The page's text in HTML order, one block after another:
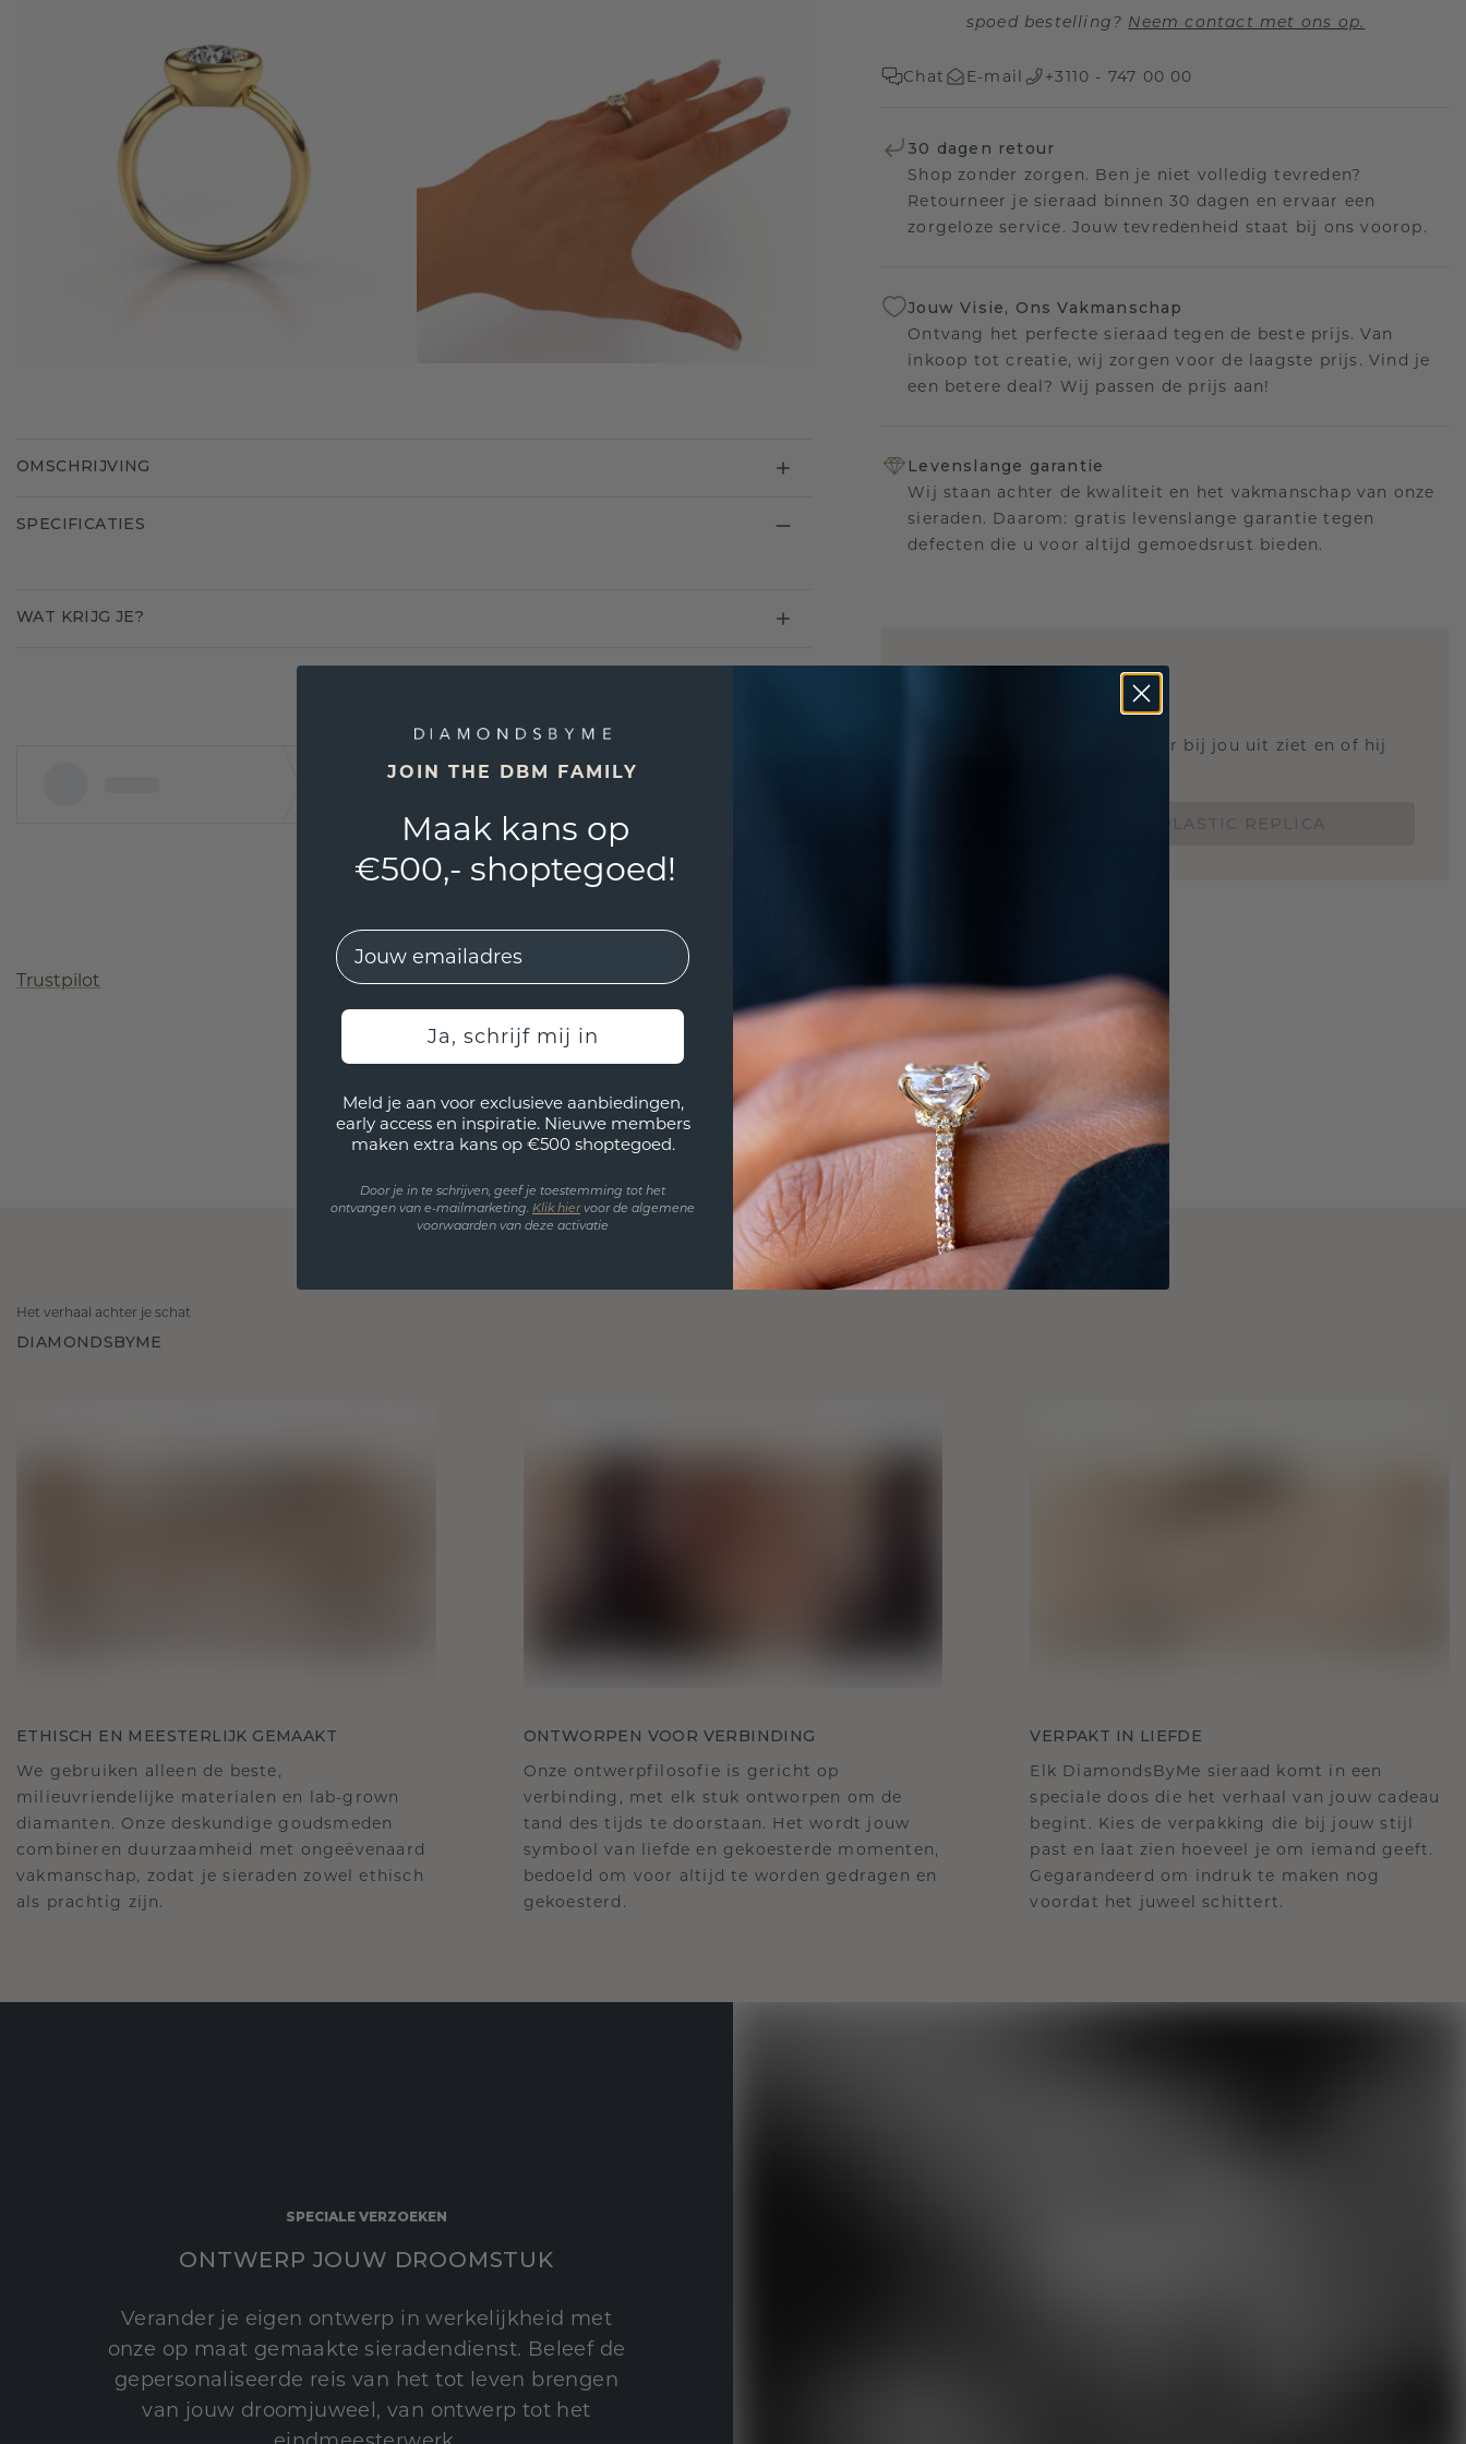
spoed bestelling? Neem contact met ons op.
Chat E-mail +3110 - 747 00 00
30 dagen retour
Shop zonder zorgen. Ben je niet volledig tevreden?
Retourneer je sieraad binnen 30 dagen en ervaar een
zorgeloze service. Jouw tevredenheid staat bij ons voorop.
Jouw Visie, Ons Vakmanschap
Ontvang het perfecte sieraad tegen de beste prijs. Van
inkoop tot creatie, wij zorgen voor de laagste prijs. Vind je
een betere deal? Wij passen de prijs aan!
Levenslange garantie
Wij staan achter de kwaliteit en het vakmanschap van onze
sieraden. Daarom: gratis levenslange garantie tegen
defecten die u voor altijd gemoedsrust bieden.
Wil jij weten hoe deze ring er bij jou uit ziet en of hij
OMSCHRIJVING
SPECIFICATIES
WAT KRIJG JE?
Trustpilot
Het verhaal achter je schat
DIAMONDSBYME
ETHISCH EN MEESTERLIJK GEMAAKT
We gebruiken alleen de beste,
milieuvriendelijke materialen en lab-grown
diamanten. Onze deskundige goudsmeden
combineren duurzaamheid met ongeëvenaard
vakmanschap, zodat je sieraden zowel ethisch
als prachtig zijn.
ONTWORPEN VOOR VERBINDING
Onze ontwerpfilosofie is gericht op
verbinding, met elk stuk ontworpen om de
tand des tijds te doorstaan. Het wordt jouw
symbool van liefde en gekoesterde momenten,
bedoeld om voor altijd te worden gedragen en
gekoesterd.
VERPAKT IN LIEFDE
Elk DiamondsByMe sieraad komt in een
speciale doos die het verhaal van jouw cadeau
begint. Kies de verpakking die bij jouw stijl
past en laat zien hoeveel je om iemand geeft.
Gegarandeerd om indruk te maken nog
voordat het juweel schittert.
SPECIALE VERZOEKEN
ONTWERP JOUW DROOMSTUK
Verander je eigen ontwerp in werkelijkheid met
onze op maat gemaakte sieradendienst. Beleef de
gepersonaliseerde reis van het tot leven brengen
van jouw droomjuweel, van ontwerp tot het
JOIN THE DBM FAMILY
Maak kans op
€500,- shoptegoed!
EMail
Ja, schrijf mij in
Meld je aan voor exclusieve aanbiedingen,
early access en inspiratie. Nieuwe members
maken extra kans op €500 shoptegoed.
Door je in te schrijven, geef je toestemming tot het
ontvangen van e-mailmarketing. Klik hiervoor de algemene
voorwaarden van deze activatie